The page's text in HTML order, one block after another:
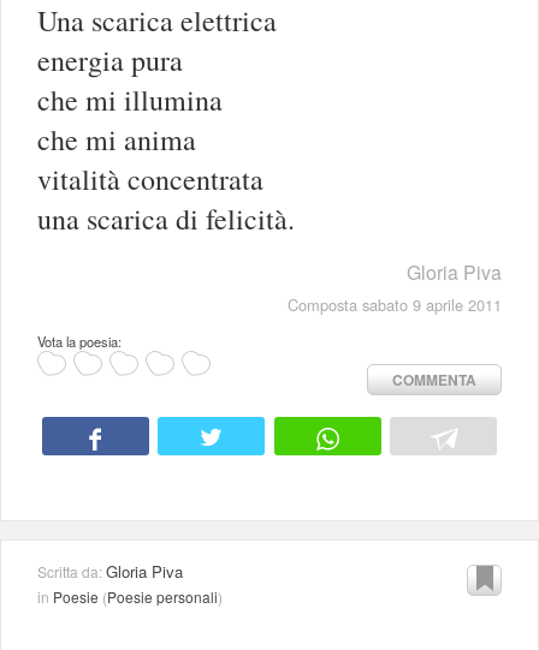
Una scarica elettrica
energia pura
che mi illumina
che mi anima
vitalità concentrata
una scarica di felicità.
Gloria Piva
Composta sabato 9 aprile 2011
Vota la poesia:
COMMENTA
Scritta da:Gloria Piva
in Poesie (Poesie personali)